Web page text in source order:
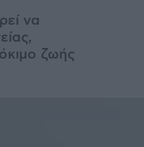
να
ζωής